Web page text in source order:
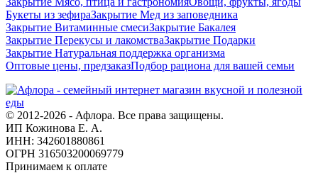
Букеты из зефираЗакрытие Мед из заповедника
Закрытие Витаминные смесиЗакрытие Бакалея
Закрытие Перекусы и лакомстваЗакрытие Подарки
Закрытие Натуральная поддержка организма
Оптовые цены, предзаказПодбор рациона для вашей семьи
© 2012-2026 - Афлора. Все права защищены.
ИП Кожинова Е. А.
ИНН: 342601880861
ОГРН 316503200069779
Принимаем к оплате